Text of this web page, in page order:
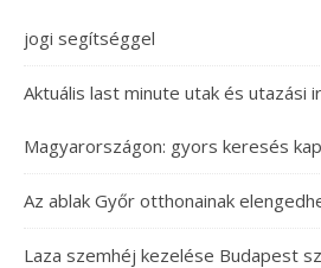
jogi segítséggel
Aktuális last minute utak és utazási
Magyarországon: gyors keresés
Az ablak Győr otthonainak
Laza szemhéj kezelése Budapest